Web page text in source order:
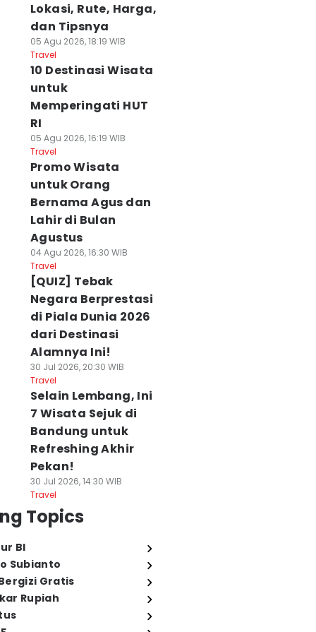
Lokasi, Rute, Harga,
dan Tipsnya
05 Agu 2026, 18:19 WIB
Travel
10 Destinasi Wisata
untuk
Memperingati HUT
RI
05 Agu 2026, 16:19 WIB
Travel
Promo Wisata
untuk Orang
Bernama Agus dan
Lahir di Bulan
Agustus
04 Agu 2026, 16:30 WIB
Travel
[QUIZ] Tebak
Negara Berprestasi
di Piala Dunia 2026
dari Destinasi
Alamnya Ini!
30 Jul 2026, 20:30 WIB
Travel
Selain Lembang, Ini
7 Wisata Sejuk di
Bandung untuk
Refreshing Akhir
Pekan!
30 Jul 2026, 14:30 WIB
Travel
Topics
BI
Subianto
Gratis
Rupiah